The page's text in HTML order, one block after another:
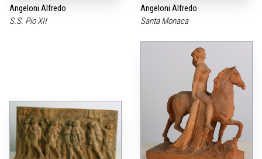
Angeloni Alfredo
S.S. Pio XII
Angeloni Alfredo
Santa Monaca